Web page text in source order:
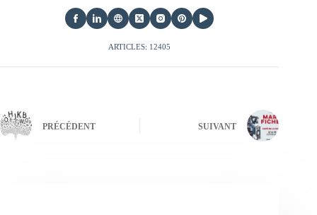
ARTICLES: 12405
PRÉCÉDENT SUIVANT